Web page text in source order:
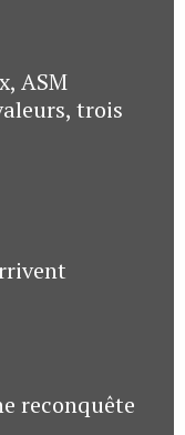
ASM
trois
reconquête